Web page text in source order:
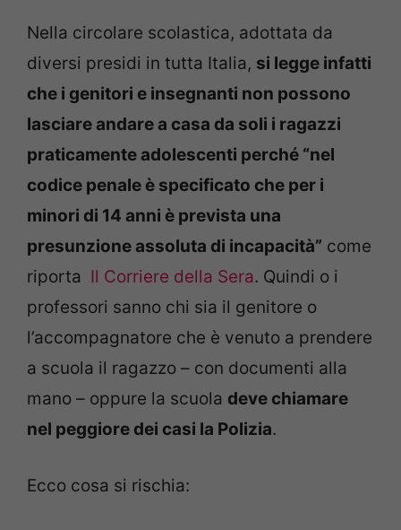
Nella circolare scolastica, adottata da
diversi presidi in tutta Italia, si legge infatti
che i genitori e insegnanti non possono
lasciare andare a casa da soli i ragazzi
praticamente adolescenti perché “nel
codice penale è specificato che per i
minori di 14 anni è prevista una
presunzione assoluta di incapacità” come
riporta Il Corriere della Sera. Quindi o i
professori sanno chi sia il genitore o
l’accompagnatore che è venuto a prendere
a scuola il ragazzo – con documenti alla
mano – oppure la scuola deve chiamare
nel peggiore dei casi la Polizia.
Ecco cosa si rischia: